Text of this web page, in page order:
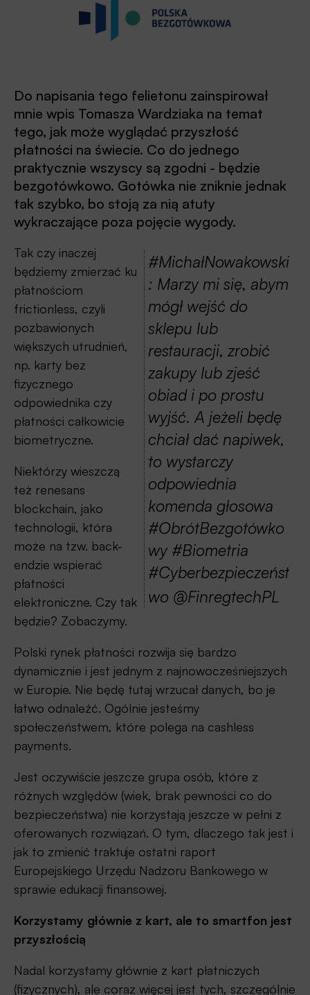
Do napisania tego felietonu zainspirował
mnie wpis Tomasza Wardziaka na temat
tego, jak może wyglądać przyszłość
płatności na świecie. Co do jednego
praktycznie wszyscy są zgodni - będzie
bezgotówkowo. Gotówka nie zniknie jednak
tak szybko, bo stoją za nią atuty
wykraczające poza pojęcie wygody.
#MichałNowakowski
: Marzy mi się, abym
mógł wejść do
sklepu lub
restauracji, zrobić
zakupy lub zjeść
obiad i po prostu
wyjść. A jeżeli będę
chciał dać napiwek,
to wystarczy
odpowiednia
komenda głosowa
#ObrótBezgotówko
wy #Biometria
#Cyberbezpieczeńst
wo @FinregtechPL
Tak czy inaczej
będziemy zmierzać ku
płatnościom
frictionless, czyli
pozbawionych
większych utrudnień,
np. karty bez
fizycznego
odpowiednika czy
płatności całkowicie
biometryczne.
Niektórzy wieszczą
też renesans
blockchain, jako
technologii, która
może na tzw. back-
endzie wspierać
płatności
elektroniczne. Czy tak
będzie? Zobaczymy.
Polski rynek płatności rozwija się bardzo
dynamicznie i jest jednym z najnowocześniejszych
w Europie. Nie będę tutaj wrzucał danych, bo je
łatwo odnaleźć. Ogólnie jesteśmy
społeczeństwem, które polega na cashless
payments.
Jest oczywiście jeszcze grupa osób, które z
różnych względów (wiek, brak pewności co do
bezpieczeństwa) nie korzystają jeszcze w pełni z
oferowanych rozwiązań. O tym, dlaczego tak jest i
jak to zmienić traktuje ostatni raport
Europejskiego Urzędu Nadzoru Bankowego w
sprawie edukacji finansowej.
Korzystamy głównie z kart, ale to smartfon jest
przyszłością
Nadal korzystamy głównie z kart płatniczych
(fizycznych), ale coraz więcej jest tych, szczególnie